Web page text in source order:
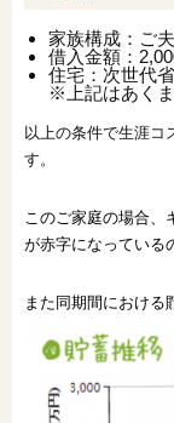
家族構成：ご
借入金額：
住宅：次世代
※上記はあく
以上の条件で生涯コ
す。
このご家庭の場合、
が赤字になっている
また同期間における